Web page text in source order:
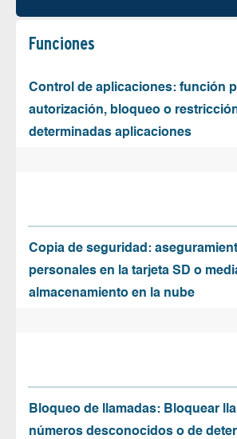
Funciones
Control de aplicaciones: función
autorización, bloqueo o
determinadas aplicaciones
Copia de seguridad:
personales en la tarjeta SD o
almacenamiento en la nube
Bloqueo de llamadas: Bloquear
números desconocidos o de